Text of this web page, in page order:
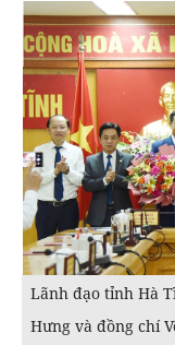
Lãnh đạo tỉnh Hà
Hưng và đồng chí